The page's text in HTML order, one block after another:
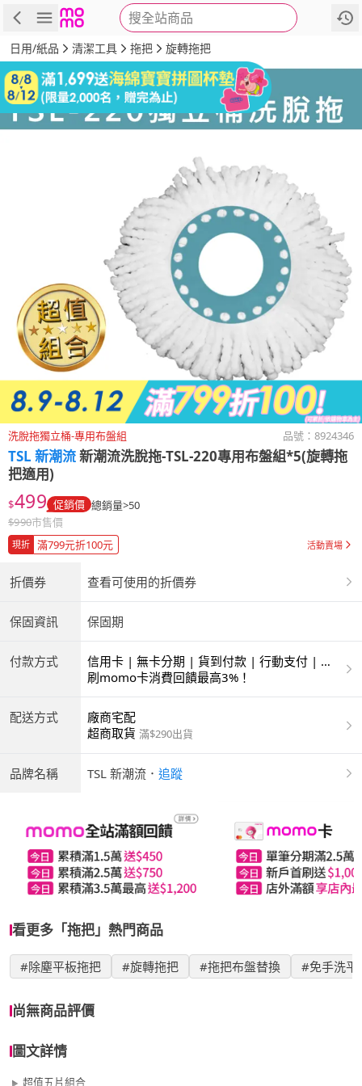
搜全站商品
商品 評價 詳情
日用/紙品 清潔工具 拖把 旋轉拖把
洗脫拖獨立桶-專用布盤組 品號： 8924346
TSL 新潮流新潮流洗脫拖-TSL-220專用布盤組*5(旋轉拖
把適用)
$499 促銷價 總銷量>50
$990市售價
現折 滿799元折100元 活動賣場
折價券 查看可使用的折價券
保固資訊 保固期
付款方式
信用卡 | 無卡分期 | 貨到付款 | 行動支付 | 超
商付款 | ATM | 銀聯卡
刷momo卡消費回饋最高3%！
配送方式
廠商宅配
超商取貨 滿$290出貨
品牌名稱 TSL 新潮流 ． 追蹤
看更多「拖把」熱門商品
#除塵平板拖把 #旋轉拖把 #拖把布盤替換 #免手洗平
尚無商品評價
圖文詳情
超值五片組合